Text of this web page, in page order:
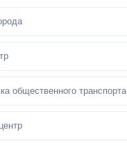
общественного транспорта